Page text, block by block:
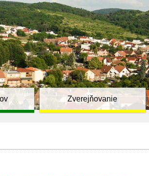
Zverejňovanie